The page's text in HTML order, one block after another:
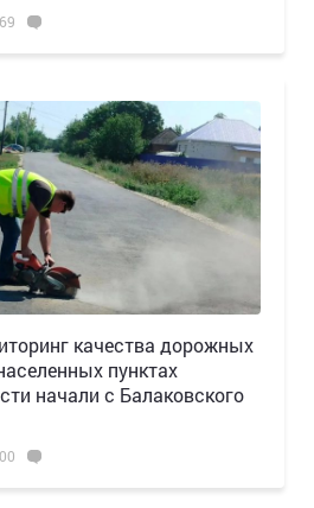
качества дорожных
пунктах
начали с Балаковского